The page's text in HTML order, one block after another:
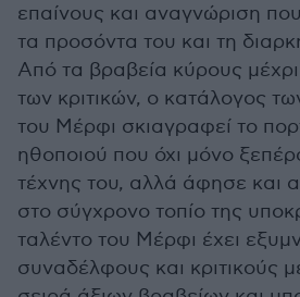
επαίνους και αναγνώριση
τα προσόντα του και τη
Από τα βραβεία κύρους
των κριτικών, ο κατάλογος
του Μέρφι σκιαγραφεί το
ηθοποιού που όχι μόνο
τέχνης του, αλλά άφησε και
στο σύγχρονο τοπίο της
ταλέντο του Μέρφι έχει
συναδέλφους και κριτικούς